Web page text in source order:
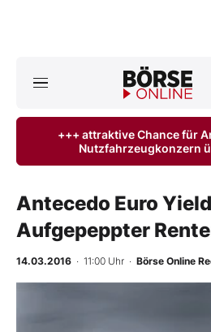
ktuelle Ausgabe
Finanz-Check
+++ attraktive Chance für
Nutzfahrzeugkonzern
Antecedo Euro
Aufgepeppter
14.03.2016 · 11:00 Uhr · Börse Online